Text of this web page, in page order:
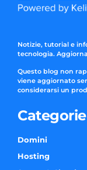
Notizie, tutorial e
tecnologia.
Questo blog non
viene aggiornato
considerarsi un
Categorie
Domini
Hosting